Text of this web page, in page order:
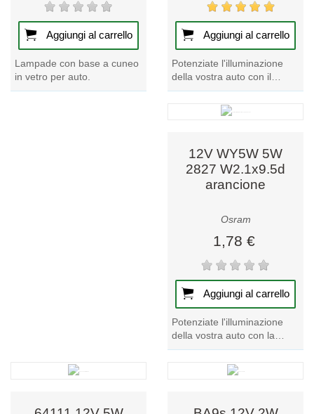
Aggiungi al carrello
Lampade con base a cuneo
in vetro per auto.
Aggiungi al carrello
Potenziate l'illuminazione
della vostra auto con il
vibrante bagliore arancione
della nostra lampadina per
auto a 12...
12V WY5W 5W
2827 W2.1x9.5d
arancione
Osram
1,78 €
Aggiungi al carrello
Potenziate l'illuminazione
della vostra auto con la
lampadina per auto da 12 V
- WY5W 5W 2827
W2.1x9.5d in un vivace...